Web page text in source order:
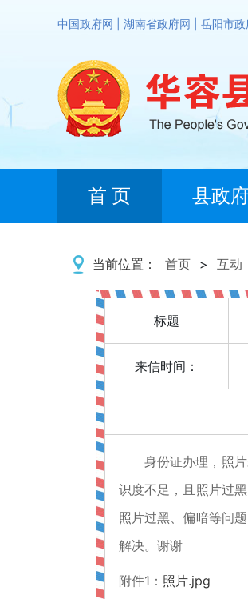
中国政府网 湖南省政府网 岳阳市政
首 页 县政府
当前位置： 首页 > 互动
标题
来信时间：
身份证办理，照
识度不足，且照片过
照片过黑、偏暗等问
解决。谢谢
附件1： 照片.jpg